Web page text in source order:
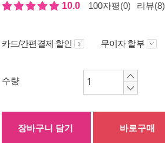
10.0
100자평(0) 리뷰(8)
카드/간편결제 할인 무이자 할부
수량
장바구니 담기 바로구매